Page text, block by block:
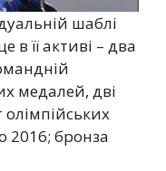
шаблі
в її активі – два
медалей, дві
2016; бронза